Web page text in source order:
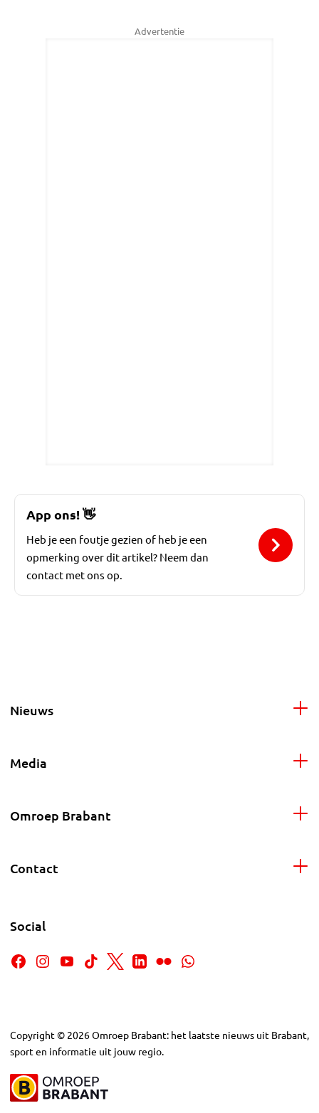
Advertentie
App ons!👋
Heb je een foutje gezien of heb je een
opmerking over dit artikel? Neem dan
contact met ons op.
Nieuws
Media
Omroep Brabant
Contact
Social
Copyright © 2026Omroep Brabant: het laatste nieuws uit Brabant,
sport en informatie uit jouw regio.